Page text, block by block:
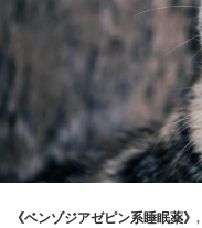
《ベンゾジアゼピン系睡眠薬》 ,